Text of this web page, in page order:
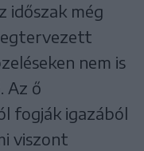
időszak még
nem is
Az ő
fogják igazából
viszont